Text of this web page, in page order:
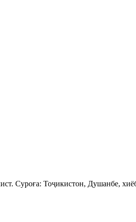
Суроға: Тоҷикистон, Душанбе,